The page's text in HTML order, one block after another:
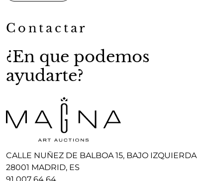
Contactar
¿En que podemos
ayudarte?
CALLE NUÑEZ DE BALBOA 15, BAJO IZQUIERDA
28001 MADRID, ES